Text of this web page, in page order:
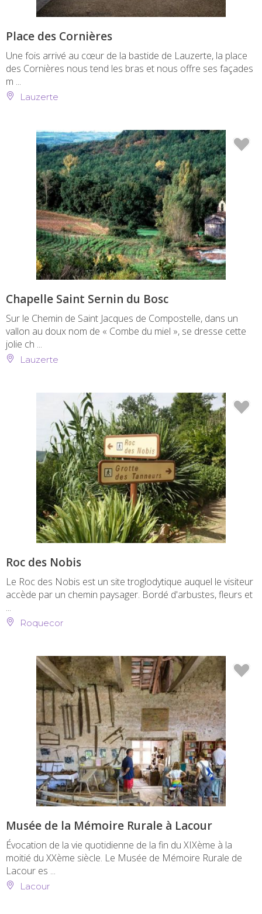
Place des Cornières
Une fois arrivé au cœur de la bastide de Lauzerte, la place
des Cornières nous tend les bras et nous offre ses façades
m ...
Lauzerte
Chapelle Saint Sernin du Bosc
Sur le Chemin de Saint Jacques de Compostelle, dans un
vallon au doux nom de « Combe du miel », se dresse cette
jolie ch ...
Lauzerte
Roc des Nobis
Le Roc des Nobis est un site troglodytique auquel le visiteur
accède par un chemin paysager. Bordé d'arbustes, fleurs et
...
Roquecor
Musée de la Mémoire Rurale à Lacour
Évocation de la vie quotidienne de la fin du XIXème à la
moitié du XXème siècle. Le Musée de Mémoire Rurale de
Lacour es ...
Lacour